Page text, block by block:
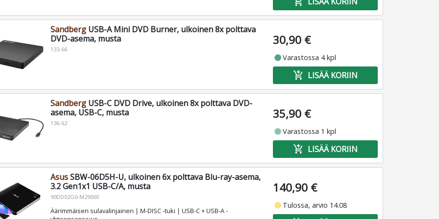
SandbergUSB-A Mini DVD Burner, ulkoinen 8x polttava
DVD-asema, musta
133-66
30,90 €
fiber_manual_recordVarastossa 4 kpl
add_shopping_cart LISÄÄ KORIIN
SandbergUSB-C DVD Drive, ulkoinen 8x polttava DVD-
asema, USB-C, musta
136-62
35,90 €
fiber_manual_recordVarastossa 1 kpl
add_shopping_cart LISÄÄ KORIIN
AsusSBW-06D5H-U, ulkoinen 6x polttava Blu-ray-asema,
3.2 Gen1x1 USB-C/A, musta
90DD02G0-M29000
Äärimmäisen sulavalinjainen | M-DISC -tuki | USB-C + USB-A -
140,90 €
fiber_manual_record Tulossa, arvio 14.08